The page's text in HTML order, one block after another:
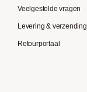
Veelgestelde vragen
Levering & verzending
Retourportaal